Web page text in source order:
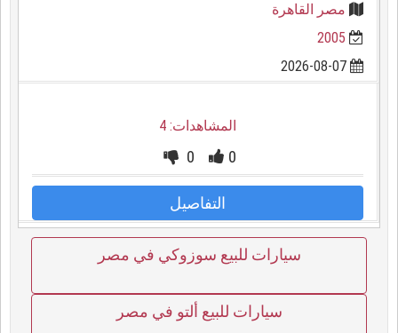
مصر القاهرة
2005
المشاهدات: 4
0
0
التفاصيل
سيارات للبيع سوزوكي في مصر
سيارات للبيع ألتو في مصر